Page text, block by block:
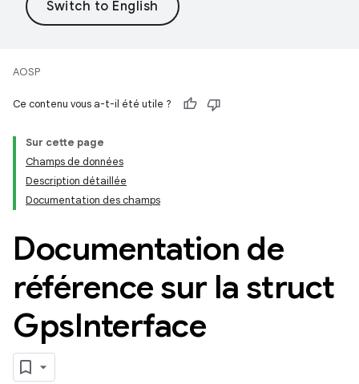
AOSP
Ce contenu vous a-t-il été utile ?
Sur cette page
Champs de données
Description détaillée
Documentation des champs
Documentation de
référence sur la struct
GpsInterface